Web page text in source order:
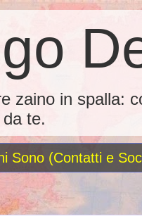
zaino in spalla:
te.
Sono (Contatti e